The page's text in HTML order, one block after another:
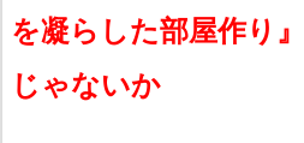
を凝らした部屋作り
じゃないか